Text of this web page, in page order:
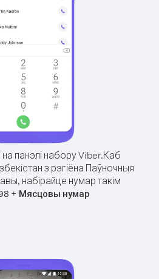
панэлі набору Viber.Каб
з рэгіёна Паўночныя
набірайце нумар такім
+ Мясцовы нумар